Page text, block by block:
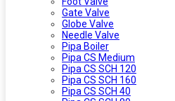
Gate Valve
Globe Valve
Needle Valve
Pipa Boiler
Pipa CS Medium
Pipa CS SCH 120
Pipa CS SCH 160
Pipa CS SCH 40